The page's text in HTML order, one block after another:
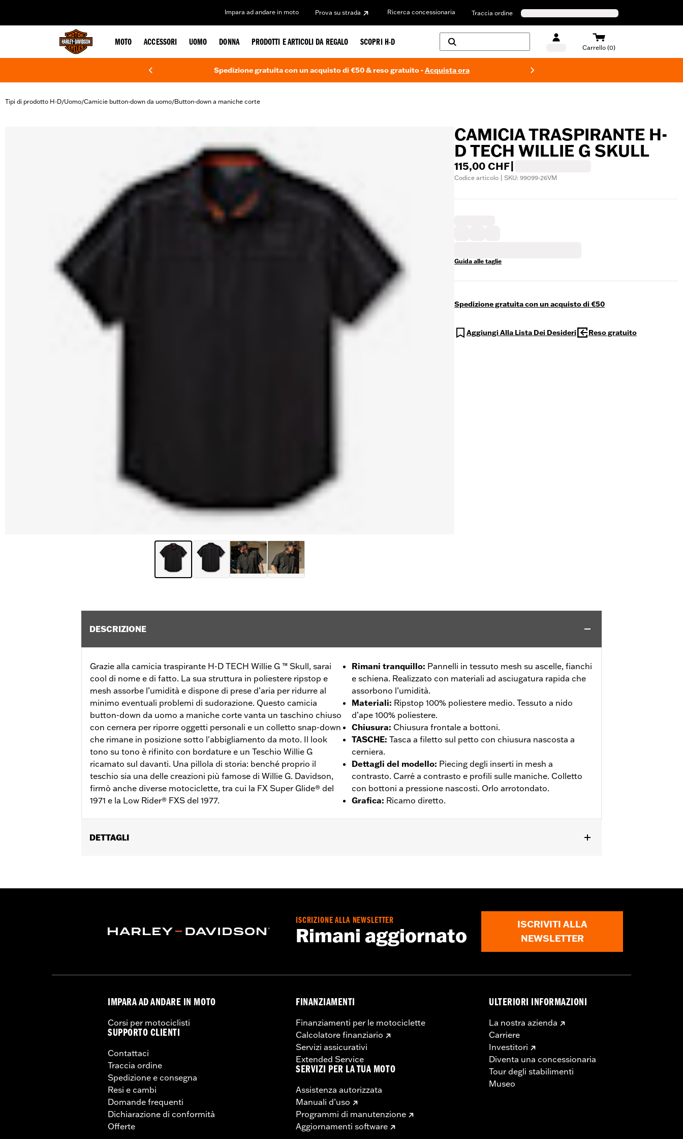
Impara ad andare in moto Prova su strada Ricerca concessionaria Traccia ordine
MOTO ACCESSORI UOMO DONNA PRODOTTI E ARTICOLI DA REGALO SCOPRI H-D
Carrello (0)
Spedizione gratuita con un acquisto di €50 & reso gratuito -Acquista ora
Tipi di prodotto H-D/Uomo/Camicie button-down da uomo/Button-down a maniche corte
CAMICIA TRASPIRANTE H-
D TECH WILLIE G SKULL
115,00 CHF
Codice articolo | SKU: 99099-26VM
Guida alle taglie
Spedizione gratuita con un acquisto di €50
Aggiungi Alla Lista Dei Desideri Reso gratuito
DESCRIZIONE
Grazie alla camicia traspirante H-D TECH Willie G ™ Skull, sarai
cool di nome e di fatto. La sua struttura in poliestere ripstop e
mesh assorbe l’umidità e dispone di prese d’aria per ridurre al
minimo eventuali problemi di sudorazione. Questo camicia
button-down da uomo a maniche corte vanta un taschino chiuso
con cernera per riporre oggetti personali e un colletto snap-down
che rimane in posizione sotto l'abbigliamento da moto. Il look
tono su tono è rifinito con bordature e un Teschio Willie G
ricamato sul davanti. Una pillola di storia: benché proprio il
teschio sia una delle creazioni più famose di Willie G. Davidson,
firmò anche diverse motociclette, tra cui la FX Super Glide® del
1971 e la Low Rider® FXS del 1977.
Rimani tranquillo: Pannelli in tessuto mesh su ascelle, fianchi
e schiena. Realizzato con materiali ad asciugatura rapida che
assorbono l’umidità.
Materiali: Ripstop 100% poliestere medio. Tessuto a nido
d’ape 100% poliestere.
Chiusura: Chiusura frontale a bottoni.
TASCHE: Tasca a filetto sul petto con chiusura nascosta a
cerniera.
Dettagli del modello: Piecing degli inserti in mesh a
contrasto. Carré a contrasto e profili sulle maniche. Colletto
con bottoni a pressione nascosti. Orlo arrotondato.
Grafica: Ricamo diretto.
DETTAGLI
GARANZIA:Garanzia limitata di 2 anni – Visitare la paginawww.h-d.com/warrantyper le informazioni complete
ISCRIZIONE ALLA NEWSLETTER
Rimani aggiornato
ISCRIVITI ALLA
NEWSLETTER
IMPARA AD ANDARE IN MOTO
Corsi per motociclisti
SUPPORTO CLIENTI
Contattaci
Traccia ordine
Spedizione e consegna
Resi e cambi
Domande frequenti
Dichiarazione di conformità
Offerte
FINANZIAMENTI
Finanziamenti per le motociclette
Calcolatore finanziario
Servizi assicurativi
Extended Service
SERVIZI PER LA TUA MOTO
Assistenza autorizzata
Manuali d’uso
Programmi di manutenzione
Aggiornamenti software
ULTERIORI INFORMAZIONI
La nostra azienda
Carriere
Investitori
Diventa una concessionaria
Tour degli stabilimenti
Museo